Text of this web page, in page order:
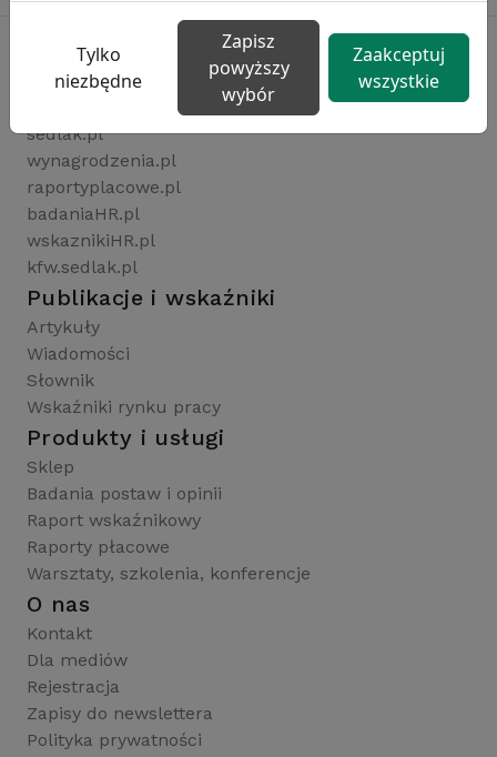
Rynekpracy.pl
sedlak.pl
wynagrodzenia.pl
raportyplacowe.pl
badaniaHR.pl
wskaznikiHR.pl
kfw.sedlak.pl
Publikacje i wskaźniki
Artykuły
Wiadomości
Słownik
Wskaźniki rynku pracy
Produkty i usługi
Sklep
Badania postaw i opinii
Raport wskaźnikowy
Raporty płacowe
Warsztaty, szkolenia, konferencje
O nas
Kontakt
Dla mediów
Rejestracja
Zapisy do newslettera
Polityka prywatności
Tylko
niezbędne
Zapisz
powyższy
wybór
Zaakceptuj
wszystkie